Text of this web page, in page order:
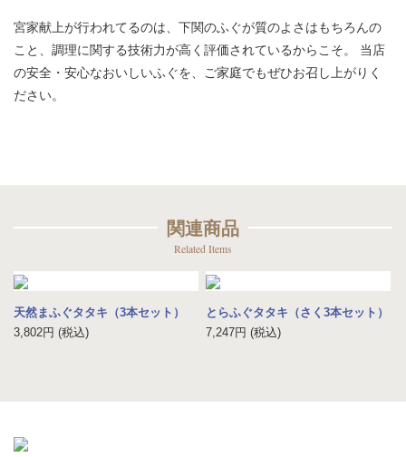
宮家献上が行われてるのは、下関のふぐが質のよさはもちろんの
こと、調理に関する技術力が高く評価されているからこそ。
当店
の安全・安心なおいしいふぐを、ご家庭でもぜひお召し上がりく
ださい。
関連商品
Related Items
天然まふぐタタキ（3本セット）
3,802円 (税込)
とらふぐタタキ（さく3本セット）
7,247円 (税込)